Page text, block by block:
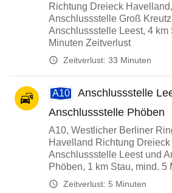
Richtung Dreieck
Anschlussstelle Groß
Anschlussstelle Leest, 4 km
Minuten Zeitverlust
Zeitverlust: 33 Minuten
A10
Anschlussstelle
Anschlussstelle Phöben
A10, Westlicher Berliner
Havelland Richtung
Anschlussstelle Leest und
Phöben, 1 km Stau, mind. 5
Zeitverlust: 5 Minuten